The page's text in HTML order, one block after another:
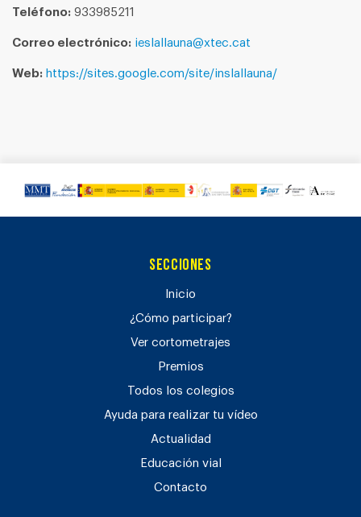
Teléfono: 933985211
Correo electrónico: ieslallauna@xtec.cat
Web: https://sites.google.com/site/inslallauna/
Secciones
Inicio
¿Cómo participar?
Ver cortometrajes
Premios
Todos los colegios
Ayuda para realizar tu vídeo
Actualidad
Educación vial
Contacto